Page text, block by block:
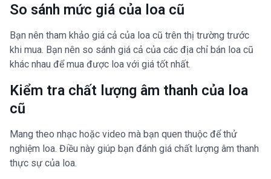
So sánh mức giá của loa cũ
Bạn nên tham khảo giá cả của loa cũ trên thị trường trước
khi mua. Bạn nên so sánh giá cả của các địa chỉ bán loa cũ
khác nhau để mua được loa với giá tốt nhất.
Kiểm tra chất lượng âm thanh của loa
cũ
Mang theo nhạc hoặc video mà bạn quen thuộc để thử
nghiệm loa. Điều này giúp bạn đánh giá chất lượng âm thanh
thực sự của loa.